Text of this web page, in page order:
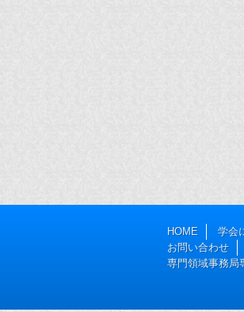
HOME 学会
お問い合わせ
専門領域事務局